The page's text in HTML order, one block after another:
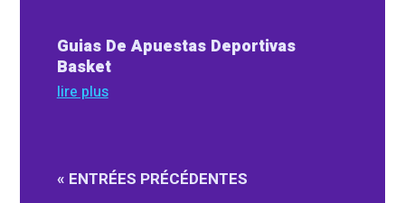
Guias De Apuestas Deportivas
Basket
lire plus
« ENTRÉES PRÉCÉDENTES